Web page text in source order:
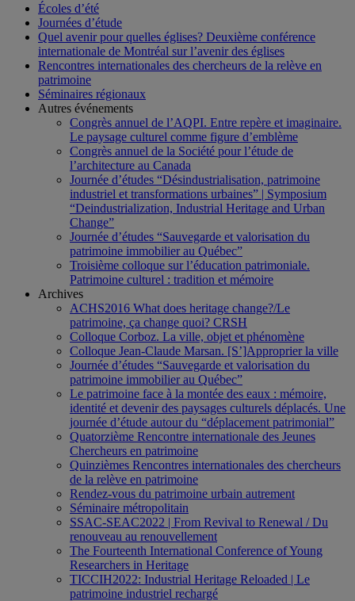
Écoles d’été
Journées d’étude
Quel avenir pour quelles églises? Deuxième conférence
internationale de Montréal sur l’avenir des églises
Rencontres internationales des chercheurs de la relève en
patrimoine
Séminaires régionaux
Autres événements
Congrès annuel de l’AQPI. Entre repère et imaginaire.
Le paysage culturel comme figure d’emblème
Congrès annuel de la Société pour l’étude de
l’architecture au Canada
Journée d’études “Désindustrialisation, patrimoine
industriel et transformations urbaines” | Symposium
“Deindustrialization, Industrial Heritage and Urban
Change”
Journée d’études “Sauvegarde et valorisation du
patrimoine immobilier au Québec”
Troisième colloque sur l’éducation patrimoniale.
Patrimoine culturel : tradition et mémoire
Archives
ACHS2016 What does heritage change?/Le
patrimoine, ça change quoi? CRSH
Colloque Corboz. La ville, objet et phénomène
Colloque Jean-Claude Marsan. [S’]Approprier la ville
Journée d’études “Sauvegarde et valorisation du
patrimoine immobilier au Québec”
Le patrimoine face à la montée des eaux : mémoire,
identité et devenir des paysages culturels déplacés. Une
journée d’étude autour du “déplacement patrimonial”
Quatorzième Rencontre internationale des Jeunes
Chercheurs en patrimoine
Quinzièmes Rencontres internationales des chercheurs
de la relève en patrimoine
Rendez-vous du patrimoine urbain autrement
Séminaire métropolitain
SSAC-SEAC2022 | From Revival to Renewal / Du
renouveau au renouvellement
The Fourteenth International Conference of Young
Researchers in Heritage
TICCIH2022: Industrial Heritage Reloaded | Le
patrimoine industriel rechargé